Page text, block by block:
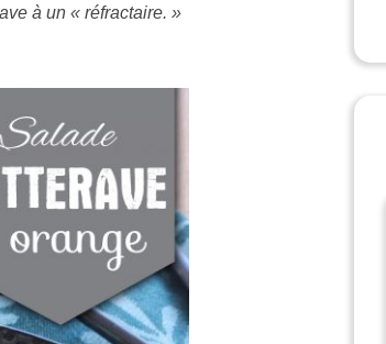
à un « réfractaire. »